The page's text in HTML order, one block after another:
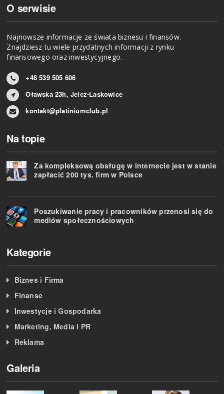
O serwisie
Najnowsze informacje ze świata biznesu i finansów.
Znajdziesz tu wiele przydatnych informacji z rynku
finansowego oraz inwestycyjnego.
+48 539 505 606
Oławska 23h, Jelcz-Laskowice
kontakt@platiniumclub.pl
Na topie
Za kompleksową obsługę w internecie jest w stanie
zapłacić 200 tys. firm w Polsce
Poszukiwanie pracy i pracowników przenosi się do
mediów społecznościowych
Kategorie
Biznes i Firma
Finanse
Inwestycje i Gospodarka
Marketing, Media i PR
Reklama
Galeria